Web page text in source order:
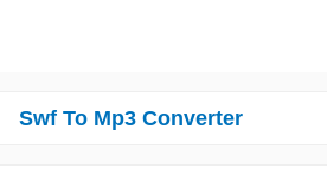
Swf To Mp3 Converter